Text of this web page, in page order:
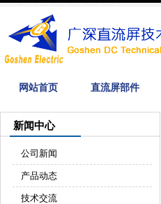
网站首页 直流屏部件
新闻中心
公司新闻
产品动态
技术交流